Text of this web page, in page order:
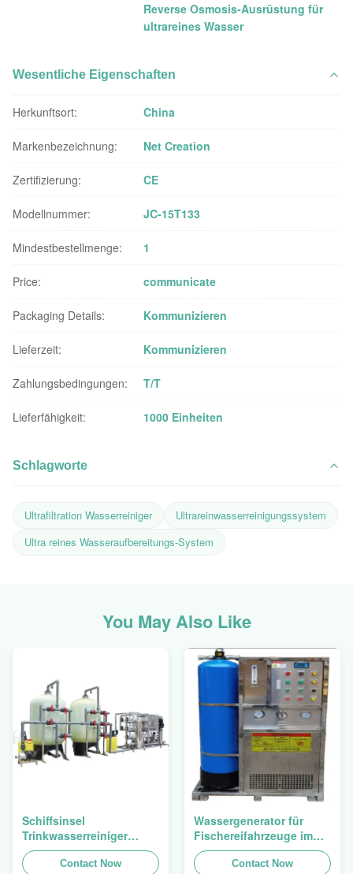
Reverse Osmosis-Ausrüstung für
ultrareines Wasser
Wesentliche Eigenschaften
Herkunftsort: China
Markenbezeichnung: Net Creation
Zertifizierung: CE
Modellnummer: JC-15T133
Mindestbestellmenge: 1
Price: communicate
Packaging Details: Kommunizieren
Lieferzeit: Kommunizieren
Zahlungsbedingungen: T/T
Lieferfähigkeit: 1000 Einheiten
Schlagworte
Ultrafiltration Wasserreiniger
Ultrareinwasserreinigungssystem
Ultra reines Wasseraufbereitungs-System
You May Also Like
Schiffsinsel
Trinkwasserreiniger
Meerwasserentsalzungsanlage
mit MembranContact Now
Wassergenerator für
Fischereifahrzeuge im
Ozean 2500 Watt
Sekundärbehandlungsstufe
Contact Now